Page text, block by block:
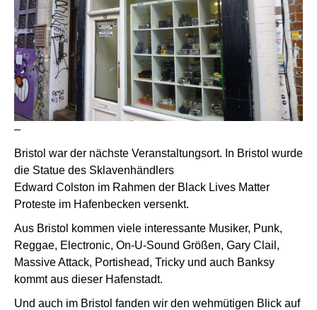
–
Bristol war der nächste Veranstaltungsort. In Bristol wurde
die Statue des Sklavenhändlers
Edward Colston im Rahmen der Black Lives Matter
Proteste im Hafenbecken versenkt.
Aus Bristol kommen viele interessante Musiker, Punk,
Reggae, Electronic, On-U-Sound Größen, Gary Clail,
Massive Attack, Portishead, Tricky und auch Banksy
kommt aus dieser Hafenstadt.
Und auch im Bristol fanden wir den wehmütigen Blick auf